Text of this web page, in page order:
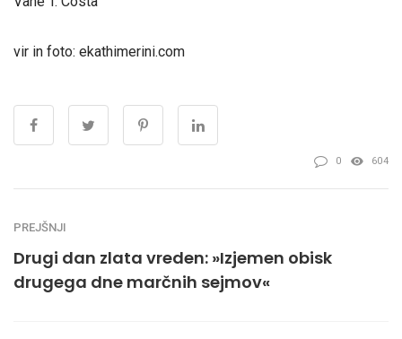
vir in foto: ekathimerini.com
0 604
PREJŠNJI
Drugi dan zlata vreden: »Izjemen obisk
drugega dne marčnih sejmov«